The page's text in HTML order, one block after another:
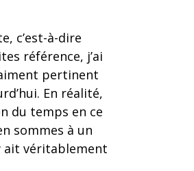
c’est-à-dire
référence, j’ai
pertinent
En réalité,
du temps en ce
sommes à un
ait véritablement